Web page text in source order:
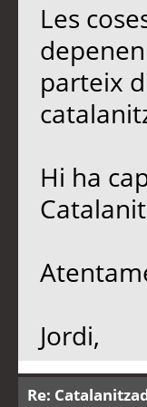
Les
parteix
Hi ha
Jordi,
Re: